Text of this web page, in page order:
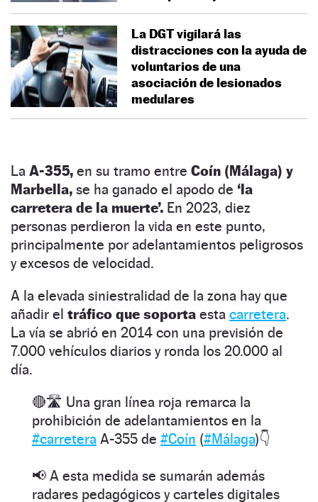
La DGT vigilará las
distracciones con la ayuda de
voluntarios de una
asociación de lesionados
medulares
La A-355, en su tramo entre Coín (Málaga) y
Marbella, se ha ganado el apodo de ‘la
carretera de la muerte’. En 2023, diez
personas perdieron la vida en este punto,
principalmente por adelantamientos peligrosos
y excesos de velocidad.
A la elevada siniestralidad de la zona hay que
añadir el tráfico que soporta esta carretera.
La vía se abrió en 2014 con una previsión de
7.000 vehículos diarios y ronda los 20.000 al
día.
🔴🛣️ Una gran línea roja remarca la
prohibición de adelantamientos en la
#carretera A-355 de #Coín (#Málaga)👇
📢 A esta medida se sumarán además
radares pedagógicos y carteles digitales